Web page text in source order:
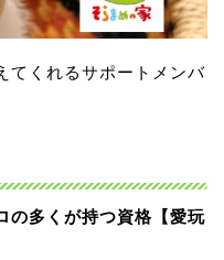
てくれるサポートメンバ
の多くが持つ資格【愛玩